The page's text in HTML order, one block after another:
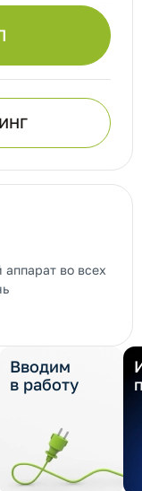
во всех
Вводим
в работу